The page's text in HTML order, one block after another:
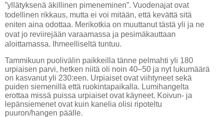
”yllätyksenä äkillinen pimeneminen”. Vuodenajat ovat
todellinen rikkaus, mutta ei voi mitään, että kevättä sitä
eniten aina odottaa. Merikotkia on muuttanut tästä yli ja ne
ovat jo reviirejään varaamassa ja pesimäkauttaan
aloittamassa. Ihmeelliseltä tuntuu.
Tammikuun puolivälin paikkeilla tänne pelmahti yli 180
urpiaisen parvi, hetken niitä oli noin 40–50 ja nyt lukumäärä
on kasvanut yli 230:een. Urpiaiset ovat viihtyneet sekä
puiden siemenillä että ruokintapaikalla. Lumihangelta
erottaa missä puissa urpiaiset ovat käyneet. Koivun- ja
lepänsiemenet ovat kuin kanelia olisi ripoteltu
puuron/hangen päälle.